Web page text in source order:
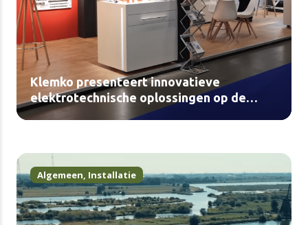
Klemko presenteert innovatieve
elektrotechnische oplossingen op de
BouwBeurs 2025
Algemeen, Installatie